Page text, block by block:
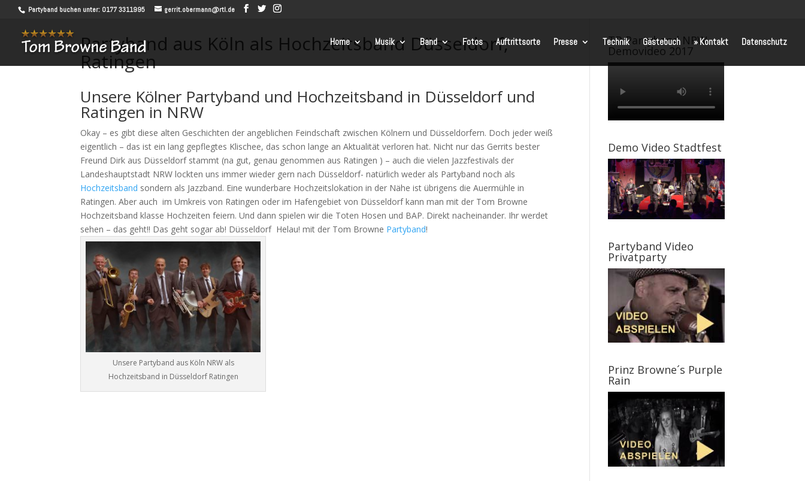
Partyband buchen unter: 0177 3311995 gerrit.obermann@rtl.de
Home Musik Band Fotos Auftrittsorte Presse Technik Gästebuch » Kontakt Datenschutz
Partyband aus Köln als Hochzeitsband Düsseldorf,
Ratingen
Unsere Kölner Partyband und Hochzeitsband in Düsseldorf und
Ratingen in NRW
Okay – es gibt diese alten Geschichten der angeblichen Feindschaft zwischen Kölnern und Düsseldorfern. Doch jeder weiß
eigentlich – das ist ein lang gepflegtes Klischee, das schon lange an Aktualität verloren hat. Nicht nur das Gerrits bester
Freund Dirk aus Düsseldorf stammt (na gut, genau genommen aus Ratingen ) – auch die vielen Jazzfestivals der
Landeshauptstadt NRW lockten uns immer wieder gern nach Düsseldorf- natürlich weder als Partyband noch als
Hochzeitsband sondern als Jazzband. Eine wunderbare Hochzeitslokation in der Nähe ist übrigens die Auermühle in
Ratingen. Aber auch im Umkreis von Ratingen oder im Hafengebiet von Düsseldorf kann man mit der Tom Browne
Hochzeitsband klasse Hochzeiten feiern. Und dann spielen wir die Toten Hosen und BAP. Direkt nacheinander. Ihr werdet
sehen – das geht!! Das geht sogar ab! Düsseldorf Helau! mit der Tom Browne Partyband!
Unsere Partyband aus Köln NRW als
Hochzeitsband in Düsseldorf Ratingen
TB Partyband NRW
Demovideo 2017
Demo Video Stadtfest
Partyband Video
Privatparty
Prinz Browne´s Purple
Rain